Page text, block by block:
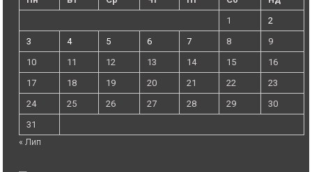
1
2
3
4 5 6 7 8
9
10
11 12 13 14 15
16
17
18 19 20 21 22
23
24
25 26 27 28 29
30
31
« Лип